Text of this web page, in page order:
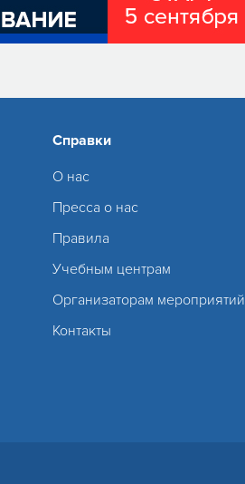
Справки
О нас
Пресса о нас
Правила
Учебным центрам
Организаторам мероприятий
Контакты